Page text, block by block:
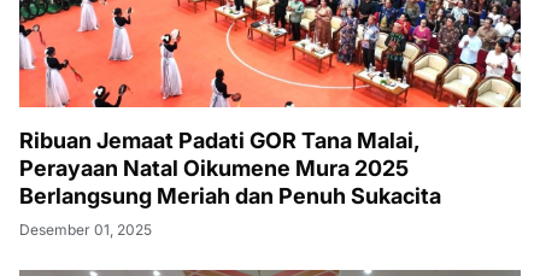
Ribuan Jemaat Padati GOR Tana Malai,
Perayaan Natal Oikumene Mura 2025
Berlangsung Meriah dan Penuh Sukacita
Desember 01, 2025